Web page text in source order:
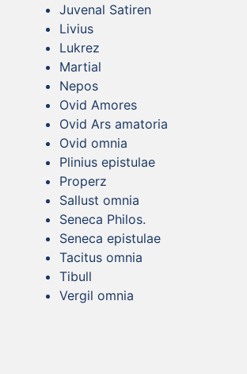
Juvenal Satiren
Livius
Lukrez
Martial
Nepos
Ovid Amores
Ovid Ars amatoria
Ovid omnia
Plinius epistulae
Properz
Sallust omnia
Seneca Philos.
Seneca epistulae
Tacitus omnia
Tibull
Vergil omnia